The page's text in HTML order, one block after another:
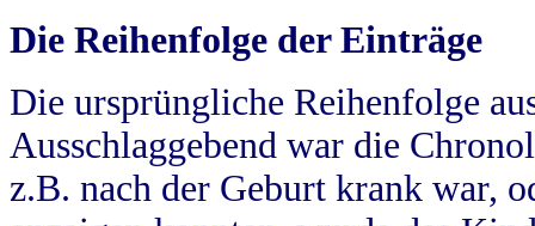
Die Reihenfolge der Einträge
Die ursprüngliche Reihenfolge
Ausschlaggebend war die
z.B. nach der Geburt krank war,